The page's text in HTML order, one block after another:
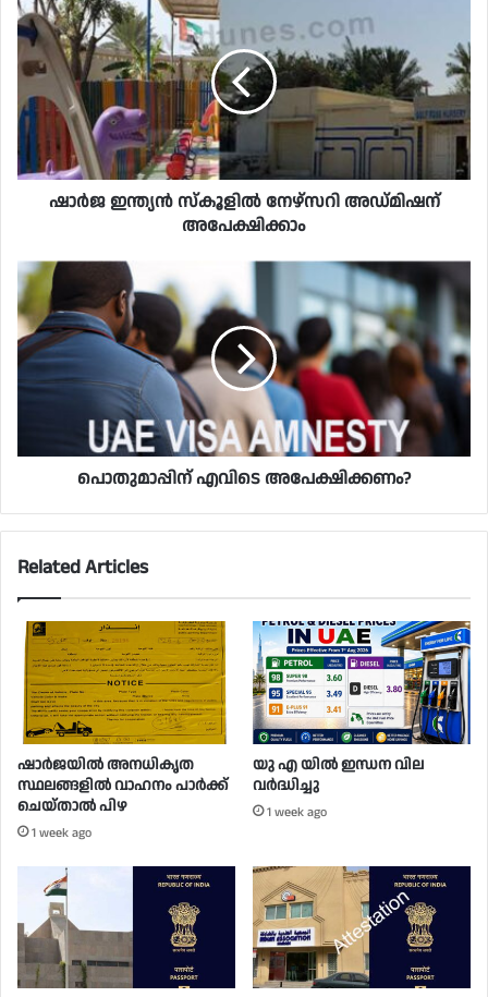
ഷാർജ ഇന്ത്യൻ സ്‌കൂളിൽ നേഴ്‌സറി അഡ്മിഷന്
അപേക്ഷിക്കാം
പൊതുമാപ്പിന് എവിടെ അപേക്ഷിക്കണം?
Related Articles
ഷാർജയിൽ അനധികൃത
സ്ഥലങ്ങളിൽ വാഹനം പാർക്ക്
ചെയ്താൽ പിഴ
1 week ago
യു എ യിൽ ഇന്ധന വില
വർദ്ധിച്ചു
1 week ago